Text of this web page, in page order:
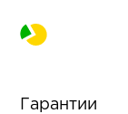
Гарантии